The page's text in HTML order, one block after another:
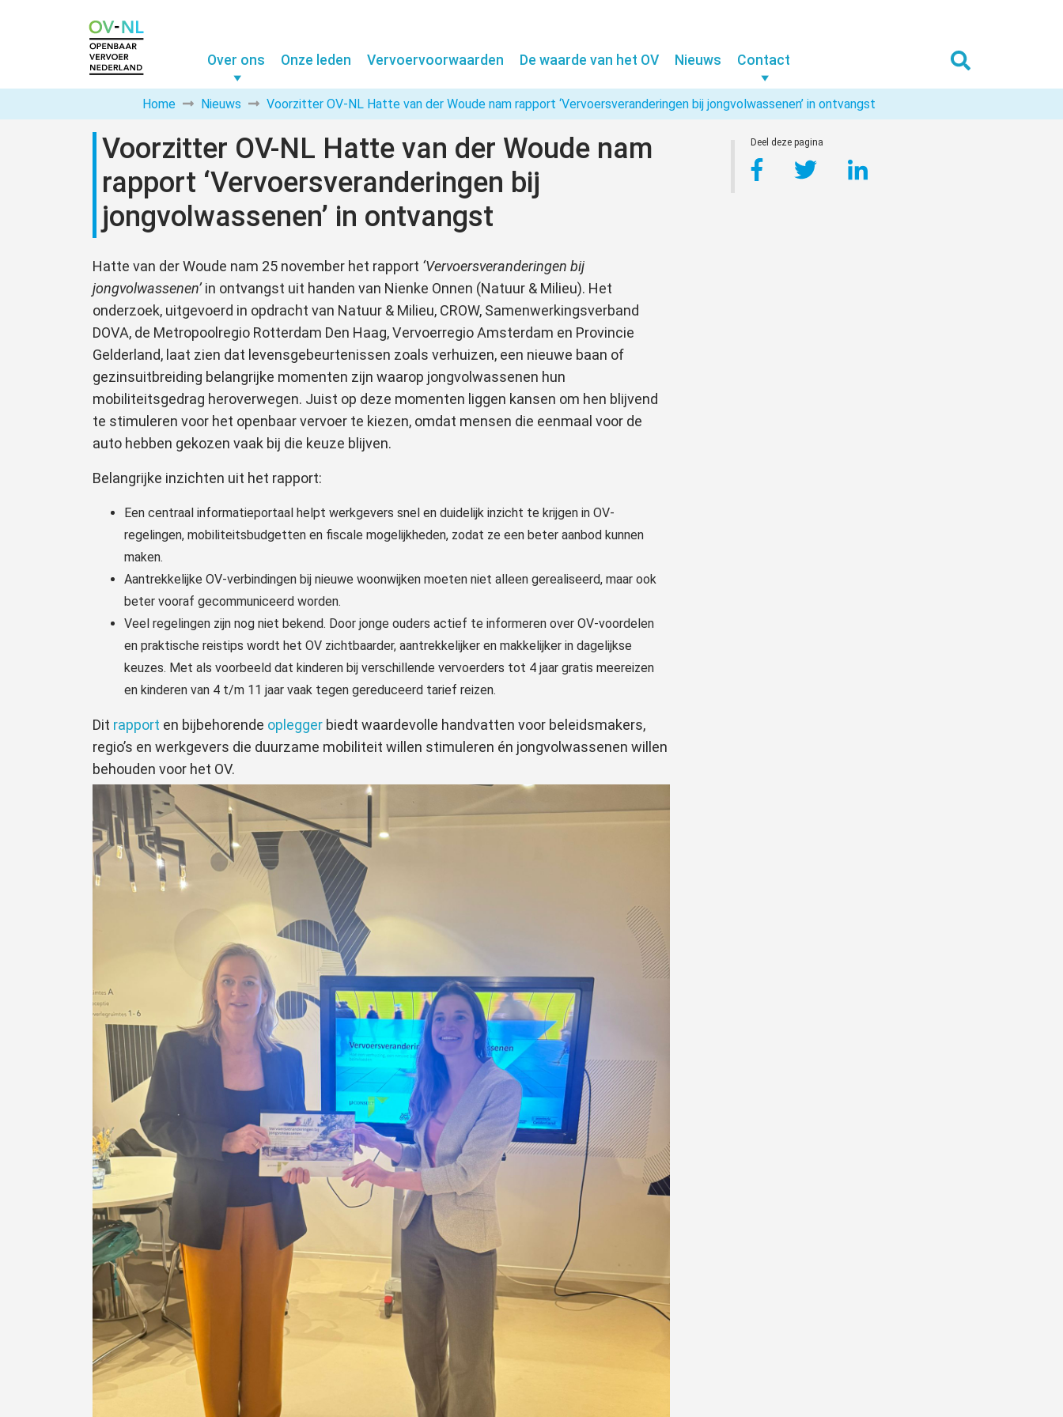
Over ons Onze leden Vervoervoorwaarden De waarde van het OV Nieuws Contact
Home Nieuws Voorzitter OV-NL Hatte van der Woude nam rapport ‘Vervoersveranderingen bij jongvolwassenen’ in ontvangst
Voorzitter OV-NL Hatte van der Woude nam
rapport ‘Vervoersveranderingen bij
jongvolwassenen’ in ontvangst
Hatte van der Woude nam 25 november het rapport ‘Vervoersveranderingen bij
jongvolwassenen’in ontvangst uit handen van Nienke Onnen (Natuur & Milieu). Het
onderzoek, uitgevoerd in opdracht van Natuur & Milieu, CROW, Samenwerkingsverband
DOVA, de Metropoolregio Rotterdam Den Haag, Vervoerregio Amsterdam en Provincie
Gelderland, laat zien dat levensgebeurtenissen zoals verhuizen, een nieuwe baan of
gezinsuitbreiding belangrijke momenten zijn waarop jongvolwassenen hun
mobiliteitsgedrag heroverwegen. Juist op deze momenten liggen kansen om hen blijvend
te stimuleren voor het openbaar vervoer te kiezen, omdat mensen die eenmaal voor de
auto hebben gekozen vaak bij die keuze blijven.
Belangrijke inzichten uit het rapport:
Een centraal informatieportaal helpt werkgevers snel en duidelijk inzicht te krijgen in OV-
regelingen, mobiliteitsbudgetten en fiscale mogelijkheden, zodat ze een beter aanbod kunnen
maken.
Aantrekkelijke OV-verbindingen bij nieuwe woonwijken moeten niet alleen gerealiseerd, maar ook
beter vooraf gecommuniceerd worden.
Veel regelingen zijn nog niet bekend. Door jonge ouders actief te informeren over OV-voordelen
en praktische reistips wordt het OV zichtbaarder, aantrekkelijker en makkelijker in dagelijkse
keuzes. Met als voorbeeld dat kinderen bij verschillende vervoerders tot 4 jaar gratis meereizen
en kinderen van 4 t/m 11 jaar vaak tegen gereduceerd tarief reizen.
Dit rapport en bijbehorende oplegger biedt waardevolle handvatten voor beleidsmakers,
regio’s en werkgevers die duurzame mobiliteit willen stimuleren én jongvolwassenen willen
behouden voor het OV.
Deel deze pagina